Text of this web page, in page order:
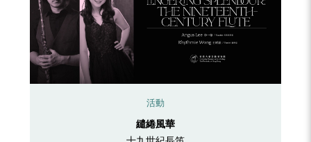
活動
繾綣風華